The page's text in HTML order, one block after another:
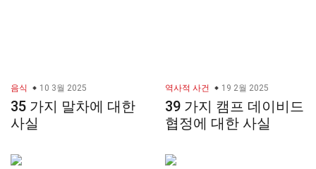
음식 10 3월 2025
35 가지 말차에 대한
사실
역사적 사건 19 2월 2025
39 가지 캠프 데이비드
협정에 대한 사실